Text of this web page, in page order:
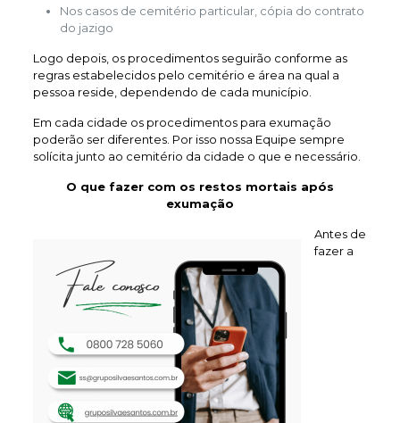
Nos casos de cemitério particular, cópia do contrato
do jazigo
Logo depois, os procedimentos seguirão conforme as
regras estabelecidos pelo cemitério e área na qual a
pessoa reside, dependendo de cada município.
Em cada cidade os procedimentos para exumação
poderão ser diferentes. Por isso nossa Equipe sempre
solícita junto ao cemitério da cidade o que e necessário.
O que fazer com os restos mortais após
exumação
Antes de
fazer a